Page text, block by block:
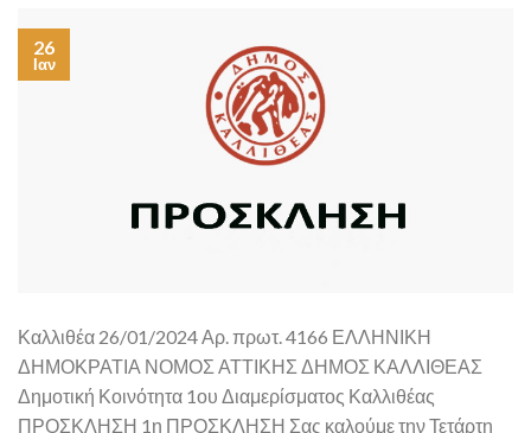
26
Ιαν
Καλλιθέα 26/01/2024 Αρ. πρωτ. 4166 ΕΛΛΗΝΙΚΗ
ΔΗΜΟΚΡΑΤΙΑ ΝΟΜΟΣ ΑΤΤΙΚΗΣ ΔΗΜΟΣ ΚΑΛΛΙΘΕΑΣ
Δημοτική Κοινότητα 1ου Διαμερίσματος Καλλιθέας
ΠΡΟΣΚΛΗΣΗ 1η ΠΡΟΣΚΛΗΣΗ Σας καλούμε την Τετάρτη